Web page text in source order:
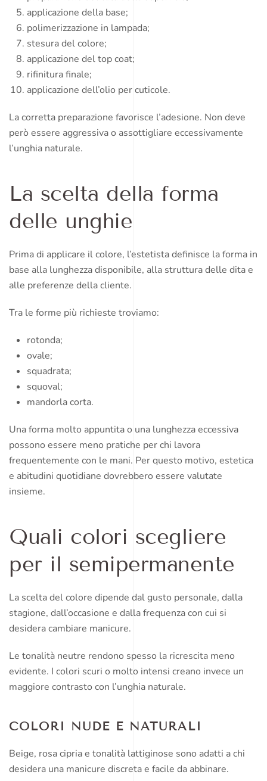
applicazione della base;
polimerizzazione in lampada;
stesura del colore;
applicazione del top coat;
rifinitura finale;
applicazione dell’olio per cuticole.
La corretta preparazione favorisce l’adesione. Non deve
però essere aggressiva o assottigliare eccessivamente
l’unghia naturale.
La scelta della forma
delle unghie
Prima di applicare il colore, l’estetista definisce la forma in
base alla lunghezza disponibile, alla struttura delle dita e
alle preferenze della cliente.
Tra le forme più richieste troviamo:
rotonda;
ovale;
squadrata;
squoval;
mandorla corta.
Una forma molto appuntita o una lunghezza eccessiva
possono essere meno pratiche per chi lavora
frequentemente con le mani. Per questo motivo, estetica
e abitudini quotidiane dovrebbero essere valutate
insieme.
Quali colori scegliere
per il semipermanente
La scelta del colore dipende dal gusto personale, dalla
stagione, dall’occasione e dalla frequenza con cui si
desidera cambiare manicure.
Le tonalità neutre rendono spesso la ricrescita meno
evidente. I colori scuri o molto intensi creano invece un
maggiore contrasto con l’unghia naturale.
COLORI NUDE E NATURALI
Beige, rosa cipria e tonalità lattiginose sono adatti a chi
desidera una manicure discreta e facile da abbinare.